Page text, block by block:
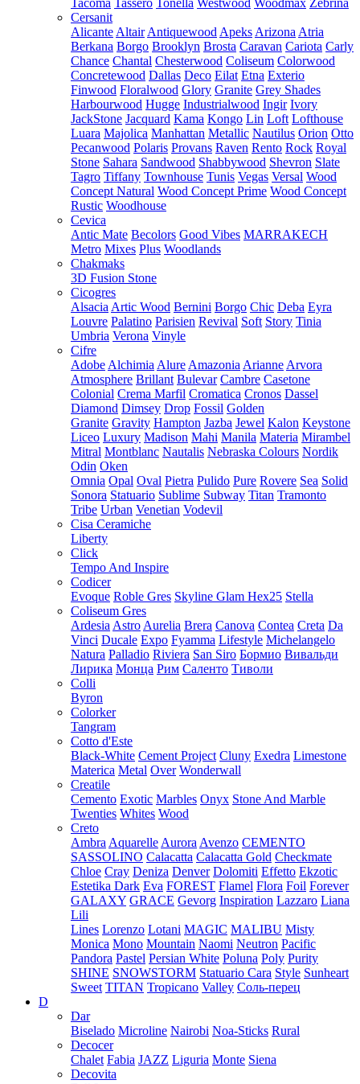
Tacoma Tassero Tonella Westwood Woodmax Zebrina
Cersanit
Alicante Altair Antiquewood Apeks Arizona Atria
Berkana Borgo Brooklyn Brosta Caravan Cariota Carly
Chance Chantal Chesterwood Coliseum Colorwood
Concretewood Dallas Deco Eilat Etna Exterio
Finwood Floralwood Glory Granite Grey Shades
Harbourwood Hugge Industrialwood Ingir Ivory
JackStone Jacquard Kama Kongo Lin Loft Lofthouse
Luara Majolica Manhattan Metallic Nautilus Orion Otto
Pecanwood Polaris Provans Raven Rento Rock Royal
Stone Sahara Sandwood Shabbywood Shevron Slate
Tagro Tiffany Townhouse Tunis Vegas Versal Wood
Concept Natural Wood Concept Prime Wood Concept
Rustic Woodhouse
Cevica
Antic Mate Becolors Good Vibes MARRAKECH
Metro Mixes Plus Woodlands
Chakmaks
3D Fusion Stone
Cicogres
Alsacia Artic Wood Bernini Borgo Chic Deba Eyra
Louvre Palatino Parisien Revival Soft Story Tinia
Umbria Verona Vinyle
Cifre
Adobe Alchimia Alure Amazonia Arianne Arvora
Atmosphere Brillant Bulevar Cambre Casetone
Colonial Crema Marfil Cromatica Cronos Dassel
Diamond Dimsey Drop Fossil Golden
Granite Gravity Hampton Jazba Jewel Kalon Keystone
Liceo Luxury Madison Mahi Manila Materia Mirambel
Mitral Montblanc Nautalis Nebraska Colours Nordik
Odin Oken
Omnia Opal Oval Pietra Pulido Pure Rovere Sea Solid
Sonora Statuario Sublime Subway Titan Tramonto
Tribe Urban Venetian Vodevil
Cisa Ceramiche
Liberty
Click
Tempo And Inspire
Codicer
Evoque Roble Gres Skyline Glam Hex25 Stella
Coliseum Gres
Ardesia Astro Aurelia Brera Canova Contea Creta Da
Vinci Ducale Expo Fyamma Lifestyle Michelangelo
Natura Palladio Riviera San Siro Бормио Вивальди
Лирика Монца Рим Саленто Тиволи
Colli
Byron
Colorker
Tangram
Cotto d'Este
Black-White Cement Project Cluny Exedra Limestone
Materica Metal Over Wonderwall
Creatile
Cemento Exotic Marbles Onyx Stone And Marble
Twenties Whites Wood
Creto
Ambra Aquarelle Aurora Avenzo CEMENTO
SASSOLINO Calacatta Calacatta Gold Checkmate
Chloe Cray Deniza Denver Dolomiti Effetto Ekzotic
Estetika Dark Eva FOREST Flamel Flora Foil Forever
GALAXY GRACE Gevorg Inspiration Lazzaro Liana
Lili
Lines Lorenzo Lotani MAGIC MALIBU Misty
Monica Mono Mountain Naomi Neutron Pacific
Pandora Pastel Persian White Poluna Poly Purity
SHINE SNOWSTORM Statuario Cara Style Sunheart
Sweet TITAN Tropicano Valley Соль-перец
D
Dar
Biselado Microline Nairobi Noa-Sticks Rural
Decocer
Chalet Fabia JAZZ Liguria Monte Siena
Decovita